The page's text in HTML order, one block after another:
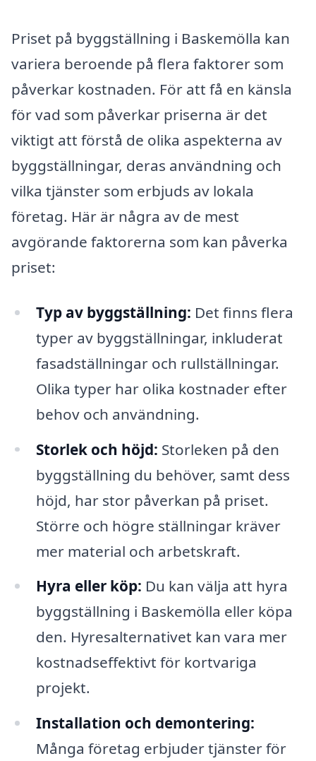
Priset på byggställning i Baskemölla kan
variera beroende på flera faktorer som
påverkar kostnaden. För att få en känsla
för vad som påverkar priserna är det
viktigt att förstå de olika aspekterna av
byggställningar, deras användning och
vilka tjänster som erbjuds av lokala
företag. Här är några av de mest
avgörande faktorerna som kan påverka
priset:
Typ av byggställning: Det finns flera
typer av byggställningar, inkluderat
fasadställningar och rullställningar.
Olika typer har olika kostnader efter
behov och användning.
Storlek och höjd: Storleken på den
byggställning du behöver, samt dess
höjd, har stor påverkan på priset.
Större och högre ställningar kräver
mer material och arbetskraft.
Hyra eller köp: Du kan välja att hyra
byggställning i Baskemölla eller köpa
den. Hyresalternativet kan vara mer
kostnadseffektivt för kortvariga
projekt.
Installation och demontering:
Många företag erbjuder tjänster för